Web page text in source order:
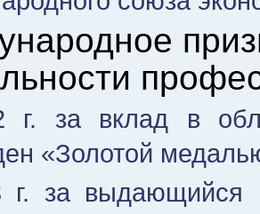
за вклад в
«Золотой
г. за выдающийся